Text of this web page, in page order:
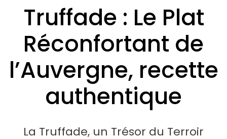
Truffade : Le Plat
Réconfortant de
l’Auvergne, recette
authentique
La Truffade, un Trésor du Terroir